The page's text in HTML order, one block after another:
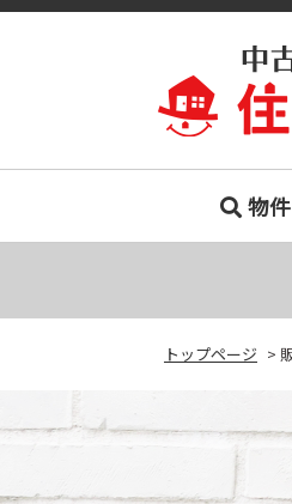
物
中古マ
中古
新築
トップページ >